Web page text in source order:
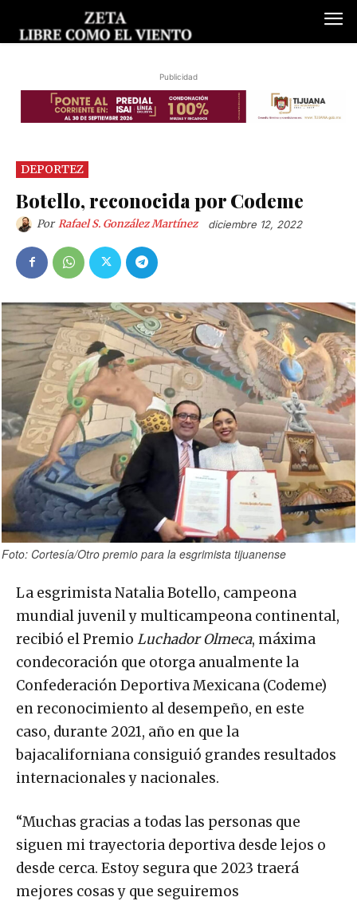
Publicidad
DEPORTEZ
Botello, reconocida por Codeme
Por Rafael S. González Martínez diciembre 12, 2022
Foto: Cortesía/Otro premio para la esgrimista tijuanense
La esgrimista Natalia Botello, campeona
mundial juvenil y multicampeona continental,
recibió el Premio Luchador Olmeca, máxima
condecoración que otorga anualmente la
Confederación Deportiva Mexicana (Codeme)
en reconocimiento al desempeño, en este
caso, durante 2021, año en que la
bajacaliforniana consiguió grandes resultados
internacionales y nacionales.
“Muchas gracias a todas las personas que
siguen mi trayectoria deportiva desde lejos o
desde cerca. Estoy segura que 2023 traerá
mejores cosas y que seguiremos